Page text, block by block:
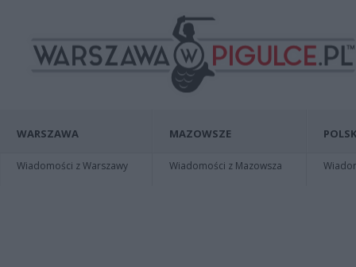
WARSZAWA
Wiadomości z Warszawy
MAZOWSZE
Wiadomości z Mazowsza